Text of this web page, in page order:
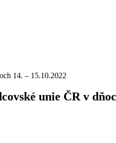
14. – 15.10.2022
unie ČR v